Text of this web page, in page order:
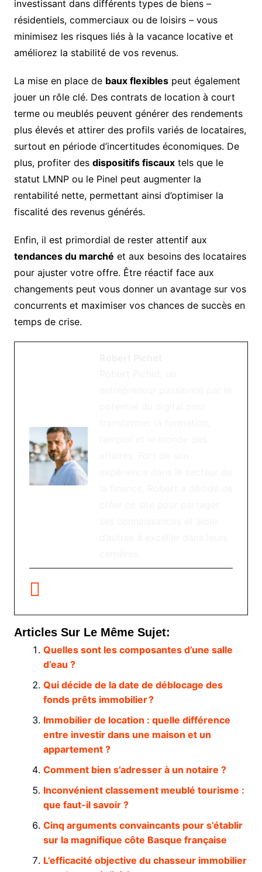
investissant dans différents types de biens –
résidentiels, commerciaux ou de loisirs – vous
minimisez les risques liés à la vacance locative et
améliorez la stabilité de vos revenus.
La mise en place de baux flexiblespeut également
jouer un rôle clé. Des contrats de location à court
terme ou meublés peuvent générer des rendements
plus élevés et attirer des profils variés de locataires,
surtout en période d’incertitudes économiques. De
plus, profiter des dispositifs fiscauxtels que le
statut LMNP ou le Pinel peut augmenter la
rentabilité nette, permettant ainsi d’optimiser la
fiscalité des revenus générés.
Enfin, il est primordial de rester attentif aux
tendances du marché et aux besoins des locataires
pour ajuster votre offre. Être réactif face aux
changements peut vous donner un avantage sur vos
concurrents et maximiser vos chances de succès en
temps de crise.
Articles Sur Le Même Sujet:
Quelles sont les composantes d’une salle
d’eau ?
Qui décide de la date de déblocage des
fonds prêts immobilier ?
Immobilier de location : quelle différence
entre investir dans une maison et un
appartement ?
Comment bien s’adresser à un notaire ?
Inconvénient classement meublé tourisme :
que faut-il savoir ?
Cinq arguments convaincants pour s’établir
sur la magnifique côte Basque française
L’efficacité objective du chasseur immobilier